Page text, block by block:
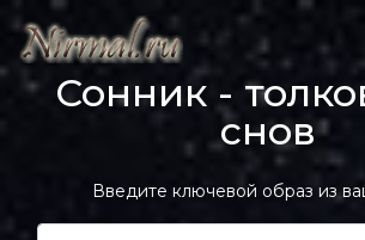
Сонник -
снов
Введите ключевой образ из